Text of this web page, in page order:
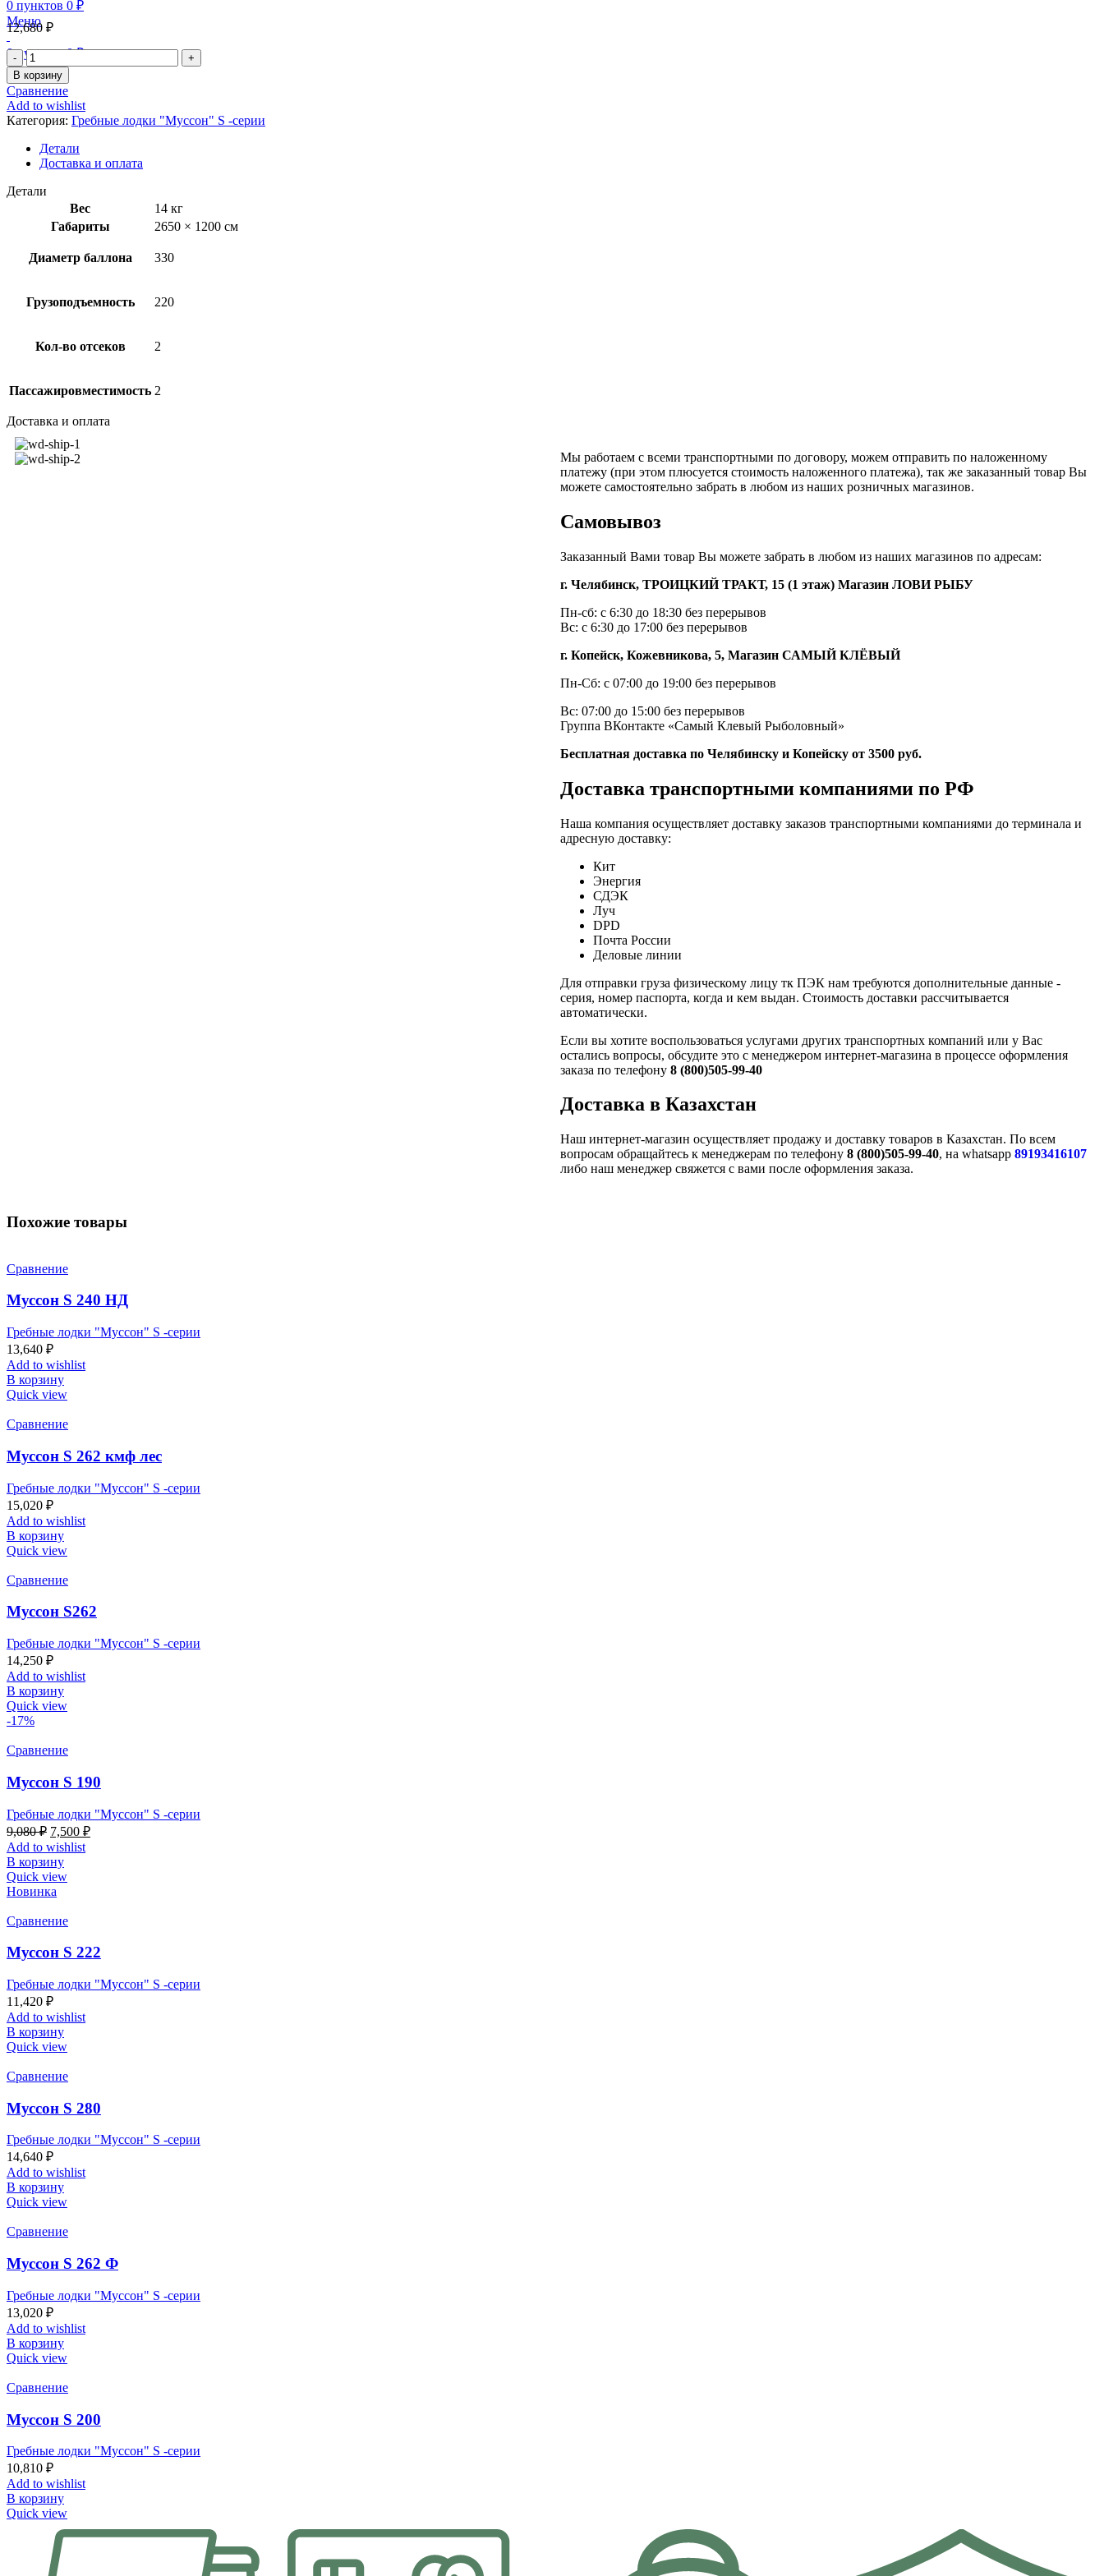
0 пунктов 0 ₽
Меню
0пунктов 0₽
12,680 ₽
В корзину
Сравнение
Add to wishlist
Категория: Гребные лодки "Муссон" S -серии
Детали
Доставка и оплата
Детали
Вес
14 кг
Габариты
2650 × 1200 см
Диаметр баллона 330
Грузоподъемность 220
Кол-во отсеков 2
Пассажировместимость 2
Доставка и оплата
Мы работаем с всеми транспортными по договору, можем отправить по наложенному
платежу (при этом плюсуется стоимость наложенного платежа), так же заказанный товар Вы
можете самостоятельно забрать в любом из наших розничных магазинов.
Самовывоз
Заказанный Вами товар Вы можете забрать в любом из наших магазинов по адресам:
г. Челябинск, ТРОИЦКИЙ ТРАКТ, 15 (1 этаж) Магазин ЛОВИ РЫБУ
Пн-сб: с 6:30 до 18:30 без перерывов
Вс: с 6:30 до 17:00 без перерывов
г. Копейск, Кожевникова, 5, Магазин САМЫЙ КЛЁВЫЙ
Пн-Сб: с 07:00 до 19:00 без перерывов
Вс: 07:00 до 15:00 без перерывов
Группа ВКонтакте «Самый Клевый Рыболовный»
Бесплатная доставка по Челябинску и Копейску от 3500 руб.
Доставка транспортными компаниями по РФ
Наша компания осуществляет доставку заказов транспортными компаниями до терминала и
адресную доставку:
Кит
Энергия
СДЭК
Луч
DPD
Почта России
Деловые линии
Для отправки груза физическому лицу тк ПЭК нам требуются дополнительные данные -
серия, номер паспорта, когда и кем выдан. Стоимость доставки рассчитывается
автоматически.
Если вы хотите воспользоваться услугами других транспортных компаний или у Вас
остались вопросы, обсудите это с менеджером интернет-магазина в процессе оформления
заказа по телефону 8 (800)505-99-40
Доставка в Казахстан
Наш интернет-магазин осуществляет продажу и доставку товаров в Казахстан. По всем
вопросам обращайтесь к менеджерам по телефону 8 (800)505-99-40, на whatsapp 89193416107
либо наш менеджер свяжется с вами после оформления заказа.
Похожие товары
Сравнение
Муссон S 240 НД
Гребные лодки "Муссон" S -серии
13,640 ₽
Add to wishlist
В корзину
Quick view
Сравнение
Муссон S 262 кмф лес
Гребные лодки "Муссон" S -серии
15,020 ₽
Add to wishlist
В корзину
Quick view
Сравнение
Муссон S262
Гребные лодки "Муссон" S -серии
14,250 ₽
Add to wishlist
В корзину
Quick view
-17%
Сравнение
Муссон S 190
Гребные лодки "Муссон" S -серии
9,080₽ 7,500 ₽
Add to wishlist
В корзину
Quick view
Новинка
Сравнение
Муссон S 222
Гребные лодки "Муссон" S -серии
11,420 ₽
Add to wishlist
В корзину
Quick view
Сравнение
Муссон S 280
Гребные лодки "Муссон" S -серии
14,640 ₽
Add to wishlist
В корзину
Quick view
Сравнение
Муссон S 262 Ф
Гребные лодки "Муссон" S -серии
13,020 ₽
Add to wishlist
В корзину
Quick view
Сравнение
Муссон S 200
Гребные лодки "Муссон" S -серии
10,810 ₽
Add to wishlist
В корзину
Quick view